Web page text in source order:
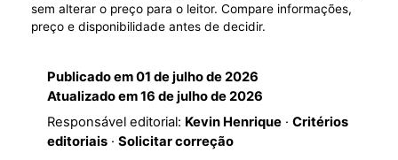
sem alterar o preço para o leitor. Compare informações,
preço e disponibilidade antes de decidir.
Publicado em01 de julho de 2026
Atualizado em16 de julho de 2026
Responsável editorial: Kevin Henrique· Critérios
editoriais· Solicitar correção